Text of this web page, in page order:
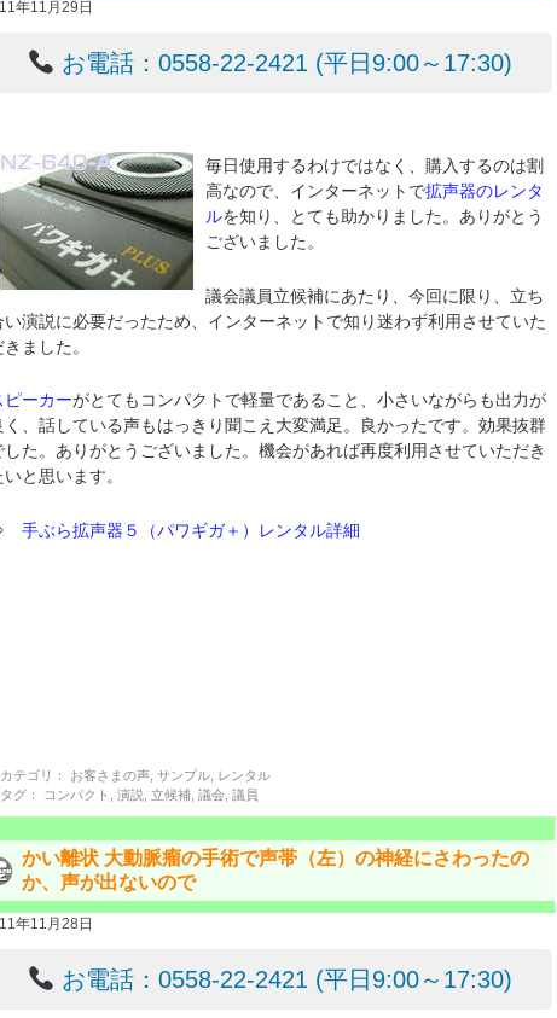
年11月29日
お電話：0558-22-2421 (平日9:00～17:30)
毎日使用するわけではなく、購入するのは割
高なので、インターネットで拡声器のレンタ
ルを知り、とても助かりました。ありがとう
ございました。
議会議員立候補にあたり、今回に限り、立ち
い演説に必要だったため、インターネットで知り迷わず利用させていた
きました。
ピーカーがとてもコンパクトで軽量であること、小さいながらも出力が
く、話している声もはっきり聞こえ大変満足。良かったです。効果抜群
した。ありがとうございました。機会があれば再度利用させていただき
いと思います。
手ぶら拡声器５（パワギガ＋）レンタル詳細
カテゴリ： お客さまの声 サンプル レンタル
タグ：
コンパクト ,演説 立候補 ,議会 ,議員
かい離状 大動脈瘤の手術で声帯（左）の神経にさわったの
か、声が出ないので
年11月28日
お電話：0558-22-2421 (平日9:00～17:30)